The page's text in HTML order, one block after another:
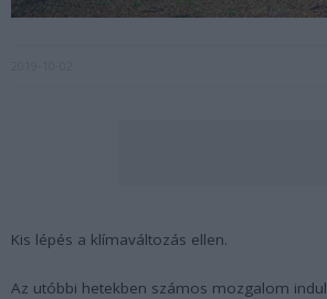
Kis lépés a klímaváltozás ellen.
Az utóbbi hetekben számos mozgalom